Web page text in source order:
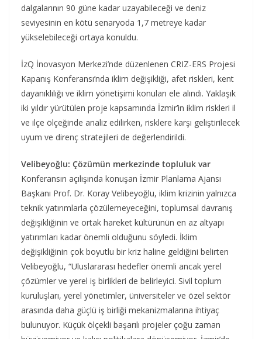
dalgalarının 90 güne kadar uzayabileceği ve deniz
seviyesinin en kötü senaryoda 1,7 metreye kadar
yükselebileceği ortaya konuldu.
İzQ İnovasyon Merkezi’nde düzenlenen CRIZ-ERS Projesi
Kapanış Konferansı’nda iklim değişikliği, afet riskleri, kent
dayanıklılığı ve iklim yönetişimi konuları ele alındı. Yaklaşık
iki yıldır yürütülen proje kapsamında İzmir’in iklim riskleri il
ve ilçe ölçeğinde analiz edilirken, risklere karşı geliştirilecek
uyum ve direnç stratejileri de değerlendirildi.
Velibeyoğlu: Çözümün merkezinde topluluk var
Konferansın açılışında konuşan İzmir Planlama Ajansı
Başkanı Prof. Dr. Koray Velibeyoğlu, iklim krizinin yalnızca
teknik yatırımlarla çözülemeyeceğini, toplumsal davranış
değişikliğinin ve ortak hareket kültürünün en az altyapı
yatırımları kadar önemli olduğunu söyledi. İklim
değişikliğinin çok boyutlu bir kriz haline geldiğini belirten
Velibeyoğlu, “Uluslararası hedefler önemli ancak yerel
çözümler ve yerel iş birlikleri de belirleyici. Sivil toplum
kuruluşları, yerel yönetimler, üniversiteler ve özel sektör
arasında daha güçlü iş birliği mekanizmalarına ihtiyaç
bulunuyor. Küçük ölçekli başarılı projeler çoğu zaman